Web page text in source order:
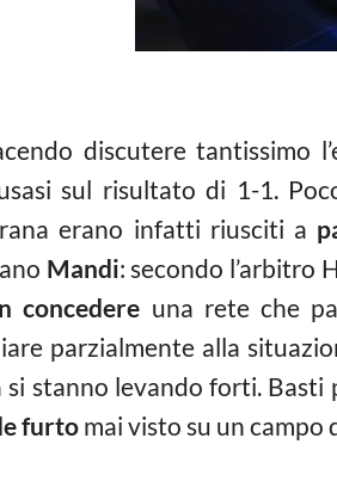
discutere tantissimo
sul risultato di 1-1.
erano infatti riusciti a
Mandi: secondo l’arbitro
concedere una rete che
parzialmente alla
si stanno levando forti. Basti
furto mai visto su un campo